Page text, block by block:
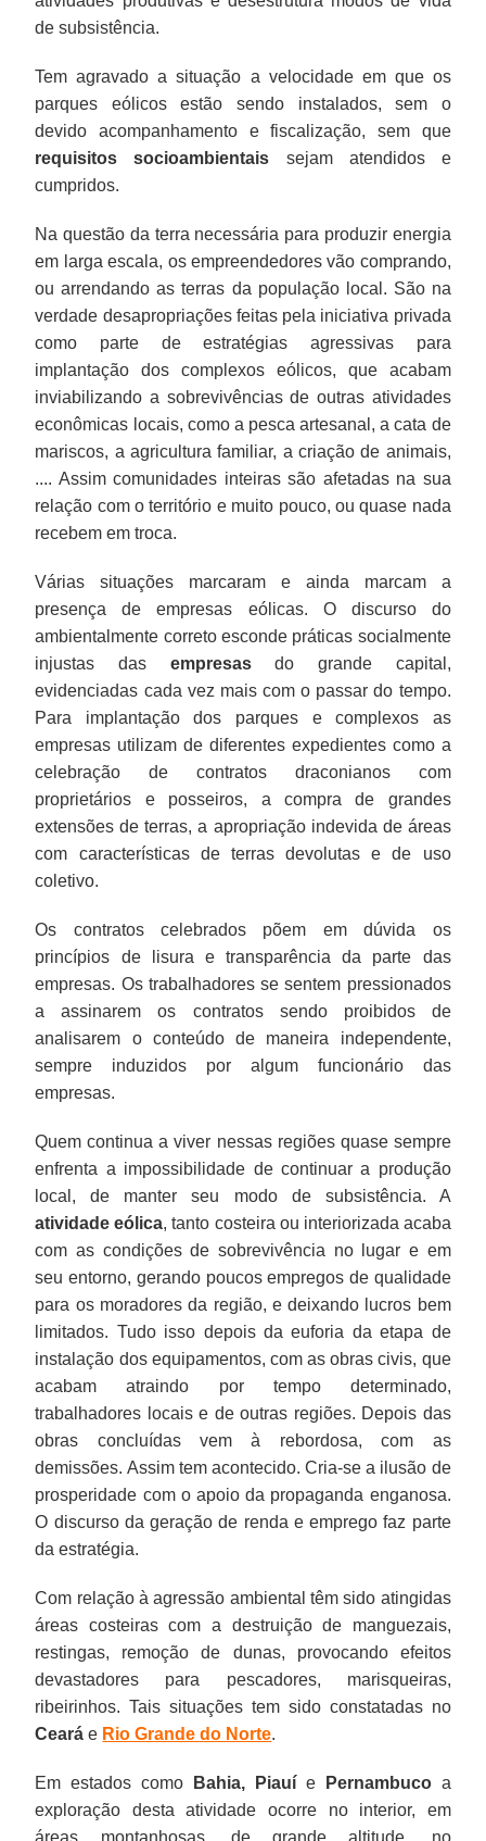
de subsistência.
Tem agravado a situação a velocidade em que os
parques eólicos estão sendo instalados, sem o
devido acompanhamento e fiscalização, sem que
requisitos socioambientais sejam atendidos e
cumpridos.
Na questão da terra necessária para produzir energia
em larga escala, os empreendedores vão comprando,
ou arrendando as terras da população local. São na
verdade desapropriações feitas pela iniciativa privada
como parte de estratégias agressivas para
implantação dos complexos eólicos, que acabam
inviabilizando a sobrevivências de outras atividades
econômicas locais, como a pesca artesanal, a cata de
mariscos, a agricultura familiar, a criação de animais,
.... Assim comunidades inteiras são afetadas na sua
relação com o território e muito pouco, ou quase nada
recebem em troca.
Várias situações marcaram e ainda marcam a
presença de empresas eólicas. O discurso do
ambientalmente correto esconde práticas socialmente
injustas das empresasdo grande capital,
evidenciadas cada vez mais com o passar do tempo.
Para implantação dos parques e complexos as
empresas utilizam de diferentes expedientes como a
celebração de contratos draconianos com
proprietários e posseiros, a compra de grandes
extensões de terras, a apropriação indevida de áreas
com características de terras devolutas e de uso
coletivo.
Os contratos celebrados põem em dúvida os
princípios de lisura e transparência da parte das
empresas. Os trabalhadores se sentem pressionados
a assinarem os contratos sendo proibidos de
analisarem o conteúdo de maneira independente,
sempre induzidos por algum funcionário das
empresas.
Quem continua a viver nessas regiões quase sempre
enfrenta a impossibilidade de continuar a produção
local, de manter seu modo de subsistência. A
atividade eólica, tanto costeira ou interiorizada acaba
com as condições de sobrevivência no lugar e em
seu entorno, gerando poucos empregos de qualidade
para os moradores da região, e deixando lucros bem
limitados. Tudo isso depois da euforia da etapa de
instalação dos equipamentos, com as obras civis, que
acabam atraindo por tempo determinado,
trabalhadores locais e de outras regiões. Depois das
obras concluídas vem à rebordosa, com as
demissões. Assim tem acontecido. Cria-se a ilusão de
prosperidade com o apoio da propaganda enganosa.
O discurso da geração de renda e emprego faz parte
da estratégia.
Com relação à agressão ambiental têm sido atingidas
áreas costeiras com a destruição de manguezais,
restingas, remoção de dunas, provocando efeitos
devastadores para pescadores, marisqueiras,
ribeirinhos. Tais situações tem sido constatadas no
Ceará e Rio Grande do Norte.
Em estados como Bahia, Piauíe Pernambucoa
exploração desta atividade ocorre no interior, em
áreas montanhosas, de grande altitude, no